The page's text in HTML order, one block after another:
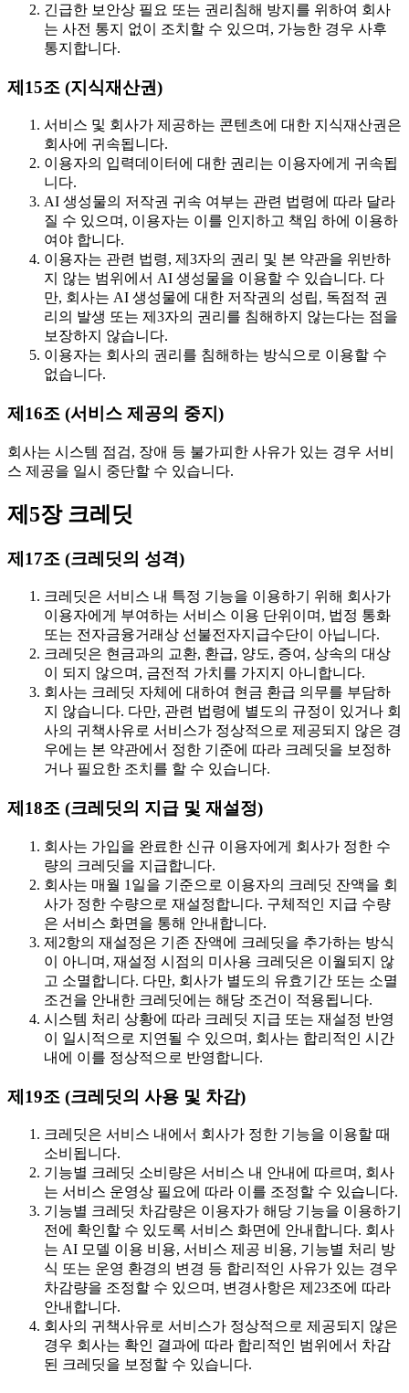
긴급한 보안상 필요 또는 권리침해 방지를 위하여 회사
는 사전 통지 없이 조치할 수 있으며, 가능한 경우 사후
통지합니다.
제15조 (지식재산권)
서비스 및 회사가 제공하는 콘텐츠에 대한 지식재산권은
회사에 귀속됩니다.
이용자의 입력데이터에 대한 권리는 이용자에게 귀속됩
니다.
AI 생성물의 저작권 귀속 여부는 관련 법령에 따라 달라
질 수 있으며, 이용자는 이를 인지하고 책임 하에 이용하
여야 합니다.
이용자는 관련 법령, 제3자의 권리 및 본 약관을 위반하
지 않는 범위에서 AI 생성물을 이용할 수 있습니다. 다
만, 회사는 AI 생성물에 대한 저작권의 성립, 독점적 권
리의 발생 또는 제3자의 권리를 침해하지 않는다는 점을
보장하지 않습니다.
이용자는 회사의 권리를 침해하는 방식으로 이용할 수
없습니다.
제16조 (서비스 제공의 중지)
회사는 시스템 점검, 장애 등 불가피한 사유가 있는 경우 서비
스 제공을 일시 중단할 수 있습니다.
제5장 크레딧
제17조 (크레딧의 성격)
크레딧은 서비스 내 특정 기능을 이용하기 위해 회사가
이용자에게 부여하는 서비스 이용 단위이며, 법정 통화
또는 전자금융거래상 선불전자지급수단이 아닙니다.
크레딧은 현금과의 교환, 환급, 양도, 증여, 상속의 대상
이 되지 않으며, 금전적 가치를 가지지 아니합니다.
회사는 크레딧 자체에 대하여 현금 환급 의무를 부담하
지 않습니다. 다만, 관련 법령에 별도의 규정이 있거나 회
사의 귀책사유로 서비스가 정상적으로 제공되지 않은 경
우에는 본 약관에서 정한 기준에 따라 크레딧을 보정하
거나 필요한 조치를 할 수 있습니다.
제18조 (크레딧의 지급 및 재설정)
회사는 가입을 완료한 신규 이용자에게 회사가 정한 수
량의 크레딧을 지급합니다.
회사는 매월 1일을 기준으로 이용자의 크레딧 잔액을 회
사가 정한 수량으로 재설정합니다. 구체적인 지급 수량
은 서비스 화면을 통해 안내합니다.
제2항의 재설정은 기존 잔액에 크레딧을 추가하는 방식
이 아니며, 재설정 시점의 미사용 크레딧은 이월되지 않
고 소멸합니다. 다만, 회사가 별도의 유효기간 또는 소멸
조건을 안내한 크레딧에는 해당 조건이 적용됩니다.
시스템 처리 상황에 따라 크레딧 지급 또는 재설정 반영
이 일시적으로 지연될 수 있으며, 회사는 합리적인 시간
내에 이를 정상적으로 반영합니다.
제19조 (크레딧의 사용 및 차감)
크레딧은 서비스 내에서 회사가 정한 기능을 이용할 때
소비됩니다.
기능별 크레딧 소비량은 서비스 내 안내에 따르며, 회사
는 서비스 운영상 필요에 따라 이를 조정할 수 있습니다.
기능별 크레딧 차감량은 이용자가 해당 기능을 이용하기
전에 확인할 수 있도록 서비스 화면에 안내합니다. 회사
는 AI 모델 이용 비용, 서비스 제공 비용, 기능별 처리 방
식 또는 운영 환경의 변경 등 합리적인 사유가 있는 경우
차감량을 조정할 수 있으며, 변경사항은 제23조에 따라
안내합니다.
회사의 귀책사유로 서비스가 정상적으로 제공되지 않은
경우 회사는 확인 결과에 따라 합리적인 범위에서 차감
된 크레딧을 보정할 수 있습니다.